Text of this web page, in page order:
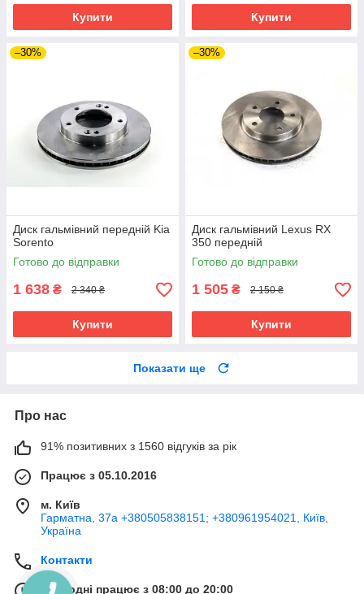
Купити Купити
–30%
Диск гальмівний передній Kia
Sorento
Готово до відправки
1 638 ₴ 2 340 ₴
Купити
–30%
Диск гальмівний Lexus RX
350 передній
Готово до відправки
1 505 ₴ 2 150 ₴
Купити
Показати ще
Про нас
91% позитивних з 1560 відгуків за рік
Працює з 05.10.2016
м. Київ
Гарматна, 37а +380505838151; +380961954021, Київ,
Україна
Контакти
Сьогодні працює з 08:00 до 20:00